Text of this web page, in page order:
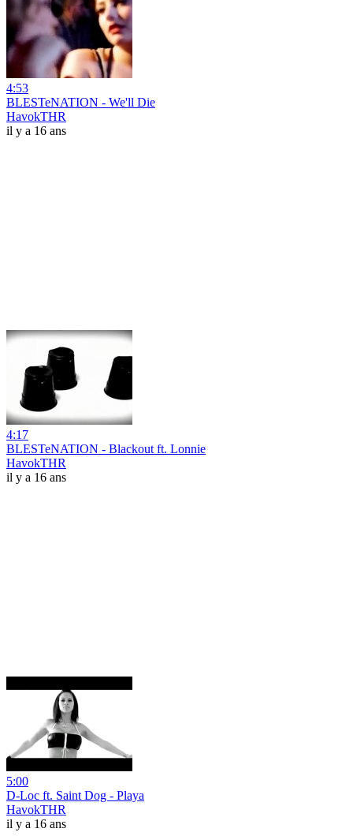
4:53
BLESTeNATION - We'll Die
HavokTHR
il y a 16 ans
4:17
BLESTeNATION - Blackout ft. Lonnie
HavokTHR
il y a 16 ans
5:00
D-Loc ft. Saint Dog - Playa
HavokTHR
il y a 16 ans